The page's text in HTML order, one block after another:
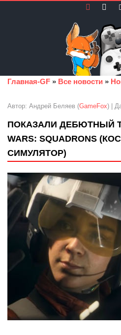
Главная-GF » Все новости »
Автор: Андрей Беляев (GameFox) |
ПОКАЗАЛИ ДЕБЮТНЫЙ
WARS: SQUADRONS
СИМУЛЯТОР)